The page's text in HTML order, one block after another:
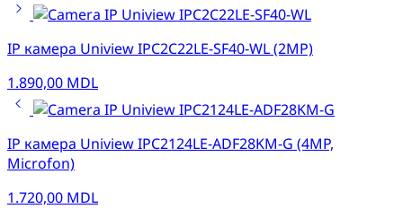
IP камера Uniview IPC2C22LE-SF40-WL (2MP)
1.890,00 MDL
IP камера Uniview IPC2124LE-ADF28KM-G (4MP,
Microfon)
1.720,00 MDL